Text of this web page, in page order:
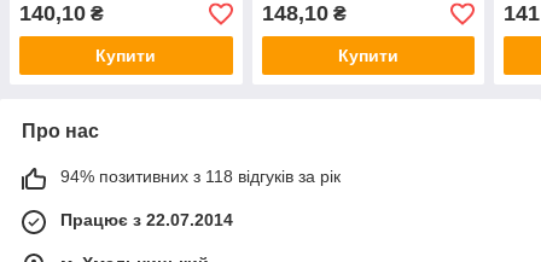
140,10 ₴
Купити
148,10₴
Купити
141
Про нас
94% позитивних з 118 відгуків за рік
Працює з 22.07.2014